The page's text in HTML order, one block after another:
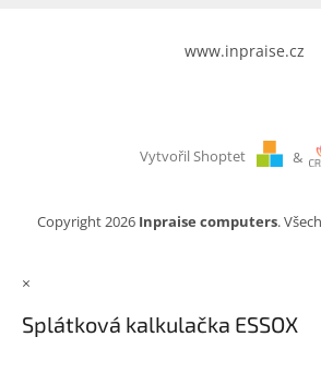
www.inpraise.cz
Vytvořil Shoptet &
Copyright 2026 Inpraise computers.
×
Splátková kalkulačka ESSOX